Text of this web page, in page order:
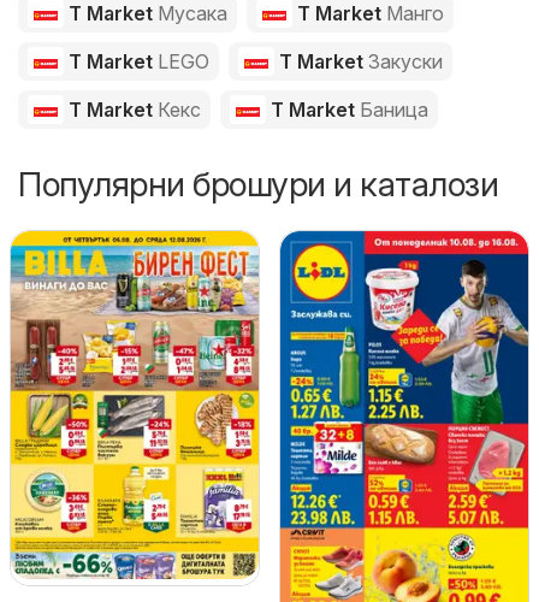
T Market Мусака T Market Манго
T Market LEGO T Market Закуски
T Market Кекс T Market Баница
Популярни брошури и каталози